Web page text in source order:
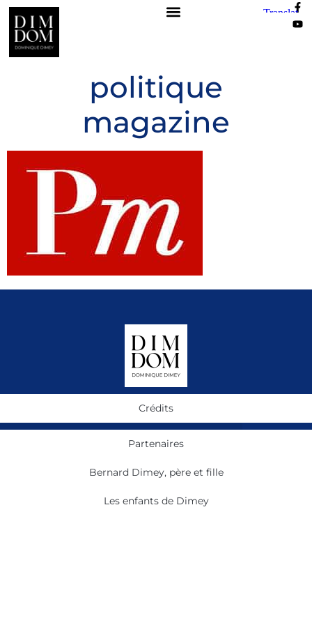
politique
magazine
Crédits
Partenaires
Bernard Dimey, père et fille
Les enfants de Dimey